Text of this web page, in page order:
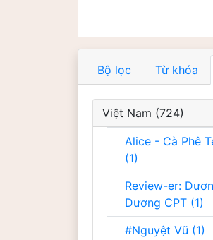
Bộ lọc Từ khóa
Việt Nam (724)
Alice - Cà Phê
(1)
Review-er:
Dương CPT (1)
#Nguyệt Vũ (1)